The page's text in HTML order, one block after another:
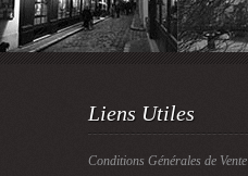
Liens Utiles
Conditions Générales de Vente